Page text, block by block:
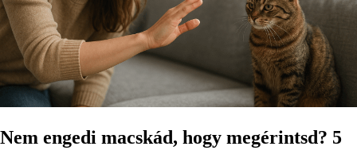
Nem engedi macskád, hogy megérintsd? 5